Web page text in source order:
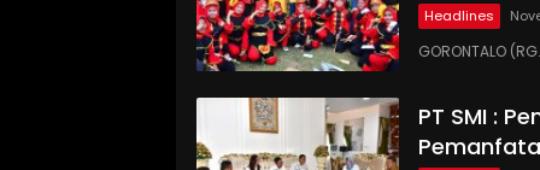
Headlines
GORONTALO
PT SMI :